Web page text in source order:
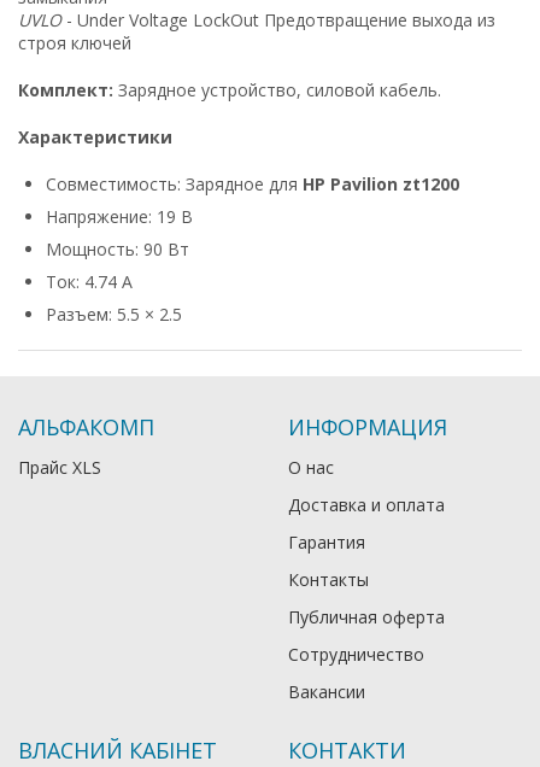
UVLO- Under Voltage LockOut Предотвращение выхода из
строя ключей
Комплект: Зарядное устройство, силовой кабель.
Характеристики
Совместимость: Зарядное для HP Pavilion zt1200
Напряжение: 19 В
Мощность: 90 Вт
Ток: 4.74 А
Разъем: 5.5 × 2.5
АЛЬФАКОМП
Прайс XLS
ИНФОРМАЦИЯ
О нас
Доставка и оплата
Гарантия
Контакты
Публичная оферта
Сотрудничество
Вакансии
ВЛАСНИЙ КАБІНЕТ КОНТАКТИ